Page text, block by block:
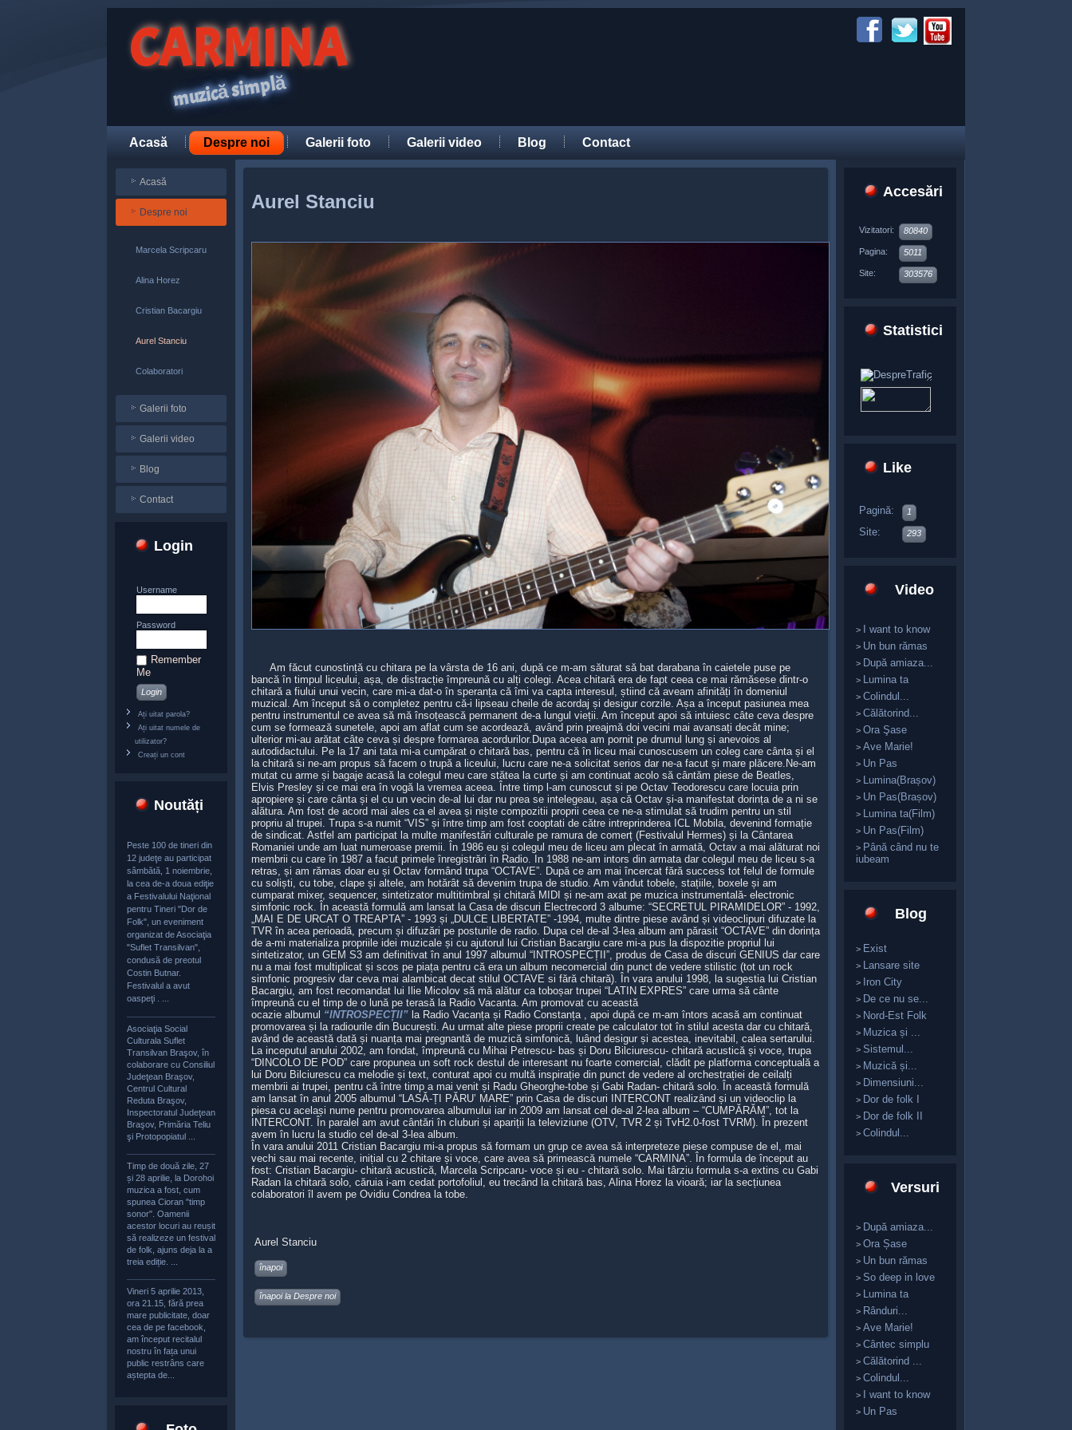
CARMINA
muzică simplă
Acasă Despre noi Galerii foto Galerii video Blog Contact
Acasă
Despre noi
Marcela Scripcaru
Alina Horez
Cristian Bacargiu
Aurel Stanciu
Colaboratori
Galerii foto
Galerii video
Blog
Contact
Login
Username
Password
Remember
Me
Ați uitat parola?
Ați uitat numele de
utilizator?
Creați un cont
Noutăți
Peste 100 de tineri din
12 judeţe au participat
sâmbătă, 1 noiembrie,
la cea de-a doua ediţie
a Festivalului Naţional
pentru Tineri "Dor de
Folk", un eveniment
organizat de Asociaţia
"Suflet Transilvan",
condusă de preotul
Costin Butnar.
Festivalul a avut
oaspeţi . ...
Asociaţia Social
Culturala Suflet
Transilvan Braşov, în
colaborare cu Consiliul
Judeţean Braşov,
Centrul Cultural
Reduta Braşov,
Inspectoratul Judeţean
Braşov, Primăria Teliu
şi Protopopiatul ...
Timp de două zile, 27
și 28 aprilie, la Dorohoi
muzica a fost, cum
spunea Cioran "timp
sonor". Oamenii
acestor locuri au reușit
să realizeze un festival
de folk, ajuns deja la a
treia ediție. ...
Vineri 5 aprilie 2013,
ora 21.15, fără prea
mare publicitate, doar
cea de pe facebook,
am început recitalul
nostru în fața unui
public restrâns care
aștepta de...
Aurel Stanciu
Am făcut cunostință cu chitara pe la vârsta de 16 ani, după ce m-am săturat să bat darabana în caietele puse pe
bancă în timpul liceului, așa, de distracție împreună cu alți colegi. Acea chitară era de fapt ceea ce mai rămăsese dintr-o
chitară a fiului unui vecin, care mi-a dat-o în speranța că îmi va capta interesul, știind că aveam afinități în domeniul
muzical. Am început să o completez pentru că-i lipseau cheile de acordaj și desigur corzile. Așa a început pasiunea mea
pentru instrumentul ce avea să mă însoțească permanent de-a lungul vieții. Am început apoi să intuiesc câte ceva despre
cum se formează sunetele, apoi am aflat cum se acordează, având prin preajmă doi vecini mai avansați decât mine;
ulterior mi-au arătat câte ceva și despre formarea acordurilor.Dupa aceea am pornit pe drumul lung și anevoios al
autodidactului. Pe la 17 ani tata mi-a cumpărat o chitară bas, pentru că în liceu mai cunoscusem un coleg care cânta și el
la chitară si ne-am propus să facem o trupă a liceului, lucru care ne-a solicitat serios dar ne-a facut și mare plăcere.Ne-am
mutat cu arme și bagaje acasă la colegul meu care stătea la curte și am continuat acolo să cântăm piese de Beatles,
Elvis Presley și ce mai era în vogă la vremea aceea. Între timp l-am cunoscut și pe Octav Teodorescu care locuia prin
apropiere și care cânta și el cu un vecin de-al lui dar nu prea se intelegeau, așa că Octav și-a manifestat dorința de a ni se
alătura. Am fost de acord mai ales ca el avea și niște compozitii proprii ceea ce ne-a stimulat să trudim pentru un stil
propriu al trupei. Trupa s-a numit “VIS” și între timp am fost cooptati de către intreprinderea ICL Mobila, devenind formație
de sindicat. Astfel am participat la multe manifestări culturale pe ramura de comerț (Festivalul Hermes) și la Cântarea
Romaniei unde am luat numeroase premii. În 1986 eu și colegul meu de liceu am plecat în armată, Octav a mai alăturat noi
membrii cu care în 1987 a facut primele înregistrări în Radio. In 1988 ne-am intors din armata dar colegul meu de liceu s-a
retras, și am rămas doar eu și Octav formând trupa “OCTAVE”. După ce am mai încercat fără success tot felul de formule
cu soliști, cu tobe, clape și altele, am hotărât să devenim trupa de studio. Am vândut tobele, stațiile, boxele și am
cumparat mixer, sequencer, sintetizator multitimbral și chitară MIDI și ne-am axat pe muzica instrumentală- electronic
simfonic rock. În această formulă am lansat la Casa de discuri Electrecord 3 albume: “SECRETUL PIRAMIDELOR” - 1992,
„MAI E DE URCAT O TREAPTA” - 1993 și „DULCE LIBERTATE” -1994, multe dintre piese având și videoclipuri difuzate la
TVR în acea perioadă, precum și difuzări pe posturile de radio. Dupa cel de-al 3-lea album am părasit “OCTAVE” din dorința
de a-mi materializa propriile idei muzicale și cu ajutorul lui Cristian Bacargiu care mi-a pus la dispozitie propriul lui
sintetizator, un GEM S3 am definitivat în anul 1997 albumul “INTROSPECȚII”, produs de Casa de discuri GENIUS dar care
nu a mai fost multiplicat și scos pe piața pentru că era un album necomercial din punct de vedere stilistic (tot un rock
simfonic progresiv dar ceva mai alambicat decat stilul OCTAVE si fără chitară). În vara anului 1998, la sugestia lui Cristian
Bacargiu, am fost recomandat lui Ilie Micolov să mă alătur ca toboșar trupei “LATIN EXPRES” care urma să cânte
împreună cu el timp de o lună pe terasă la Radio Vacanta. Am promovat cu această
ocazie albumul “INTROSPECȚII” la Radio Vacanța și Radio Constanța , apoi după ce m-am întors acasă am continuat
promovarea și la radiourile din București. Au urmat alte piese proprii create pe calculator tot în stilul acesta dar cu chitară,
având de această dată și nuanța mai pregnantă de muzică simfonică, luând desigur și acestea, inevitabil, calea sertarului.
La inceputul anului 2002, am fondat, împreună cu Mihai Petrescu- bas și Doru Bilciurescu- chitară acustică și voce, trupa
“DINCOLO DE POD” care propunea un soft rock destul de interesant nu foarte comercial, clădit pe platforma conceptuală a
lui Doru Bilciurescu ca melodie și text, conturat apoi cu multă inspirație din punct de vedere al orchestrației de ceilalți
membrii ai trupei, pentru că între timp a mai venit și Radu Gheorghe-tobe și Gabi Radan- chitară solo. În această formulă
am lansat în anul 2005 albumul “LASĂ-ȚI PĂRU’ MARE” prin Casa de discuri INTERCONT realizând și un videoclip la
piesa cu același nume pentru promovarea albumului iar in 2009 am lansat cel de-al 2-lea album – “CUMPĂRĂM”, tot la
INTERCONT. În paralel am avut cântări în cluburi și apariții la televiziune (OTV, TVR 2 și TvH2.0-fost TVRM). În prezent
avem în lucru la studio cel de-al 3-lea album.
În vara anului 2011 Cristian Bacargiu mi-a propus să formam un grup ce avea să interpreteze piese compuse de el, mai
vechi sau mai recente, inițial cu 2 chitare și voce, care avea să primească numele “CARMINA”. În formula de început au
fost: Cristian Bacargiu- chitară acustică, Marcela Scripcaru- voce și eu - chitară solo. Mai târziu formula s-a extins cu Gabi
Radan la chitară solo, căruia i-am cedat portofoliul, eu trecând la chitară bas, Alina Horez la vioară; iar la secțiunea
colaboratori îl avem pe Ovidiu Condrea la tobe.
Aurel Stanciu
înapoi
înapoi la Despre noi
Accesări
Vizitatori: 80840
Pagina: 5011
Site: 303576
Statistici
Like
Pagină: 1
Site: 293
Video
> I want to know
> Un bun rămas
> După amiaza...
> Lumina ta
>Colindul...
>Călătorind...
>Ora Şase
>Ave Marie!
> Un Pas
> Lumina(Brașov)
> Un Pas(Brașov)
> Lumina ta(Film)
> Un Pas(Film)
> Până când nu te
iubeam
Blog
> Exist
> Lansare site
> Iron City
> De ce nu se...
> Nord-Est Folk
> Muzica și ...
>Sistemul...
> Muzică și...
> Dimensiuni...
> Dor de folk I
> Dor de folk II
>Colindul...
Versuri
> După amiaza...
>Ora Șase
> Un bun rămas
>So deep in love
> Lumina ta
> Rânduri...
>Ave Marie!
>Cântec simplu
>Călătorind ...
>Colindul...
> I want to know
> Un Pas